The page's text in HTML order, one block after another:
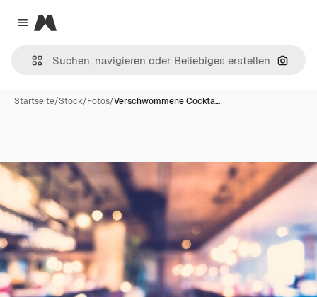
Close menu
Magnific
Nach
Startseite/Stock/Fotos/Verschwommene Cockta…